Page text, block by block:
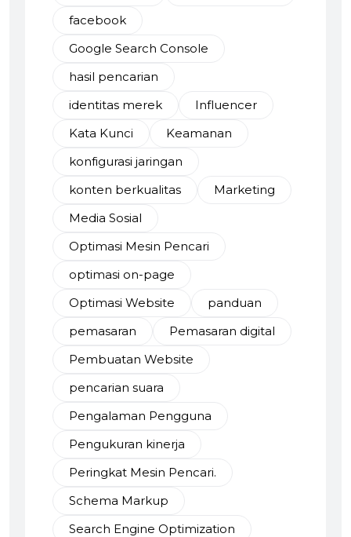
facebook
Google Search Console
hasil pencarian
identitas merek
Influencer
Kata Kunci
Keamanan
konfigurasi jaringan
konten berkualitas
Marketing
Media Sosial
Optimasi Mesin Pencari
optimasi on-page
Optimasi Website
panduan
pemasaran
Pemasaran digital
Pembuatan Website
pencarian suara
Pengalaman Pengguna
Pengukuran kinerja
Peringkat Mesin Pencari.
Schema Markup
Search Engine Optimization